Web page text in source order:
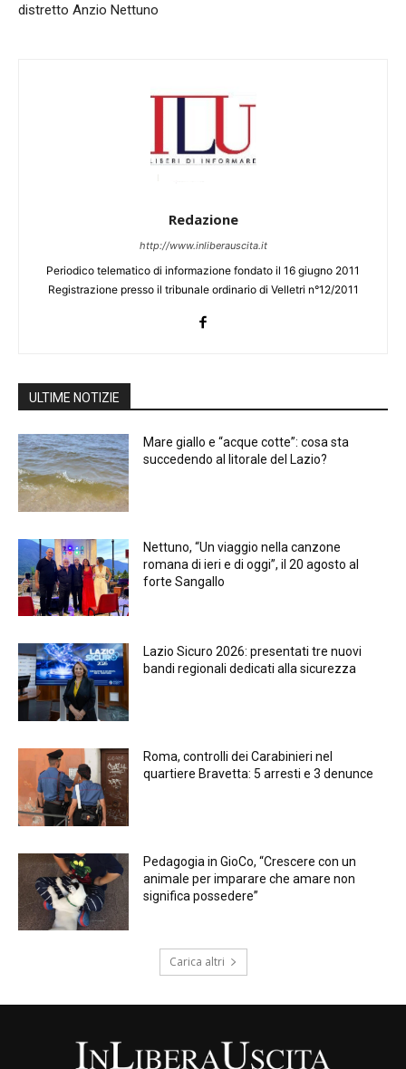
distretto Anzio Nettuno
Redazione
http://www.inliberauscita.it
Periodico telematico di informazione fondato il 16 giugno 2011
Registrazione presso il tribunale ordinario di Velletri n°12/2011
ULTIME NOTIZIE
Mare giallo e “acque cotte”: cosa sta
succedendo al litorale del Lazio?
Nettuno, “Un viaggio nella canzone
romana di ieri e di oggi”, il 20 agosto al
forte Sangallo
Lazio Sicuro 2026: presentati tre nuovi
bandi regionali dedicati alla sicurezza
Roma, controlli dei Carabinieri nel
quartiere Bravetta: 5 arresti e 3 denunce
Pedagogia in GioCo, “Crescere con un
animale per imparare che amare non
significa possedere”
Carica altri